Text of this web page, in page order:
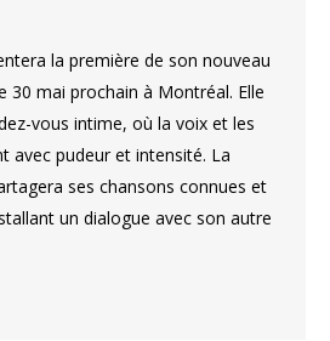
la première de son nouveau
30 mai prochain à Montréal. Elle
vous intime, où la voix et les
avec pudeur et intensité. La
ses chansons connues et
un dialogue avec son autre